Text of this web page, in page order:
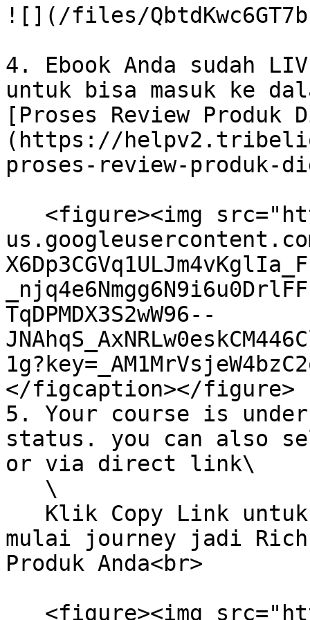
![](/files/
4. Ebook Anda sudah
untuk bisa masuk ke
[Proses Review
(https://
proses-review-produk-
TqDPMDX3S2wW96--
</figcaption></figure>
5. Your course is
status. you can also
or via direct link\
mulai journey jadi Rich
Produk Anda<br>